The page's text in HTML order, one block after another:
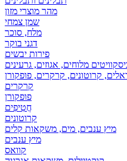
מהר מוצרי מזון
שמן צמחי
מלח, סוכר
דגני בוקר
פירות יבשים
מלוחים, אגוזים, גרעינים
קרוטונים, קרקרים, פופקורן
קרקרים
פופקורן
חֲטִיפִים
קרוטונים
מיץ ענבים, מים, משקאות קלים
מיץ ענבים
קוואס